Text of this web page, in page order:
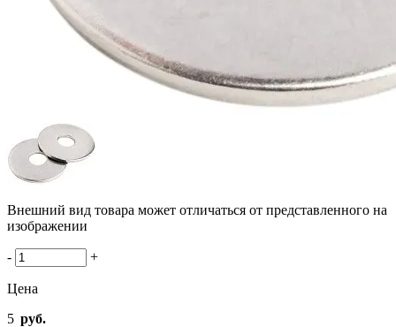
Внешний вид товара может отличаться от представленного на
изображении
- +
Цена
5 руб.